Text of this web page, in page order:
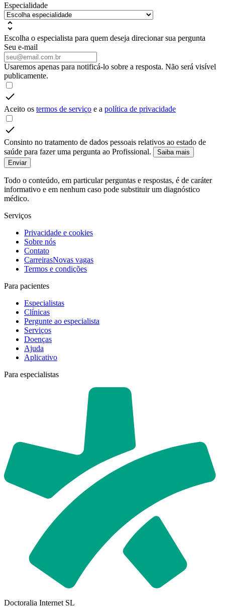
Especialidade
Escolha o especialista para quem deseja direcionar sua pergunta
Seu e-mail
Usaremos apenas para notificá-lo sobre a resposta. Não será visível
publicamente.
Aceito os termos de serviço e a política de privacidade
Consinto no tratamento de dados pessoais relativos ao estado de
saúde para fazer uma pergunta ao Profissional.
Saiba mais
Enviar
Todo o conteúdo, em particular perguntas e respostas, é de caráter
informativo e em nenhum caso pode substituir um diagnóstico
médico.
Serviços
Privacidade e cookies
Sobre nós
Contato
CarreirasNovas vagas
Termos e condições
Para pacientes
Especialistas
Clínicas
Pergunte ao especialista
Serviços
Doenças
Ajuda
Aplicativo
Para especialistas
Doctoralia Internet SL